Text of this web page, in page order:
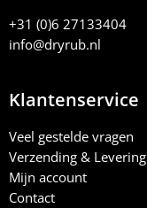
+31 (0)6 27133404
info@dryrub.nl
Klantenservice
Veel gestelde vragen
Verzending & Levering
Mijn account
Contact